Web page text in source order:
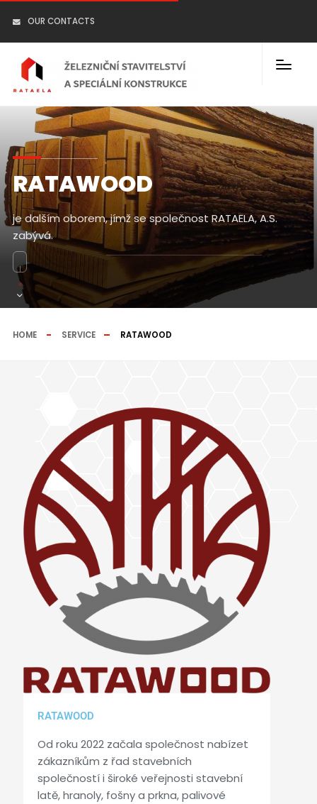
OUR CONTACTS
RATAWOOD
je dalším oborem, jímž se společnost RATAELA, A.S.
zabývá.
HOME SERVICE RATAWOOD
RATAWOOD
Od roku 2022 začala společnost nabízet
zákazníkům z řad stavebních
společností i široké veřejnosti stavební
latě, hranoly, fošny a prkna, palivové